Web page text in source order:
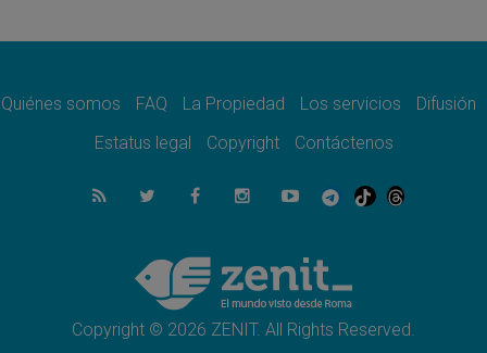
08.08.2026
08.08.2026
del Buen Consejo de Genazzano
Filipinas: el Vicariato Apostólico de Calapán
se convierte en diócesis
Honduras: Los desplazados invisibles de una
crisis olvidada
Quiénes somos FAQ La Propiedad Los servicios
Difusión
Estatus legal
Copyright Contáctenos
Copyright © 2026 ZENIT. All Rights Reserved.